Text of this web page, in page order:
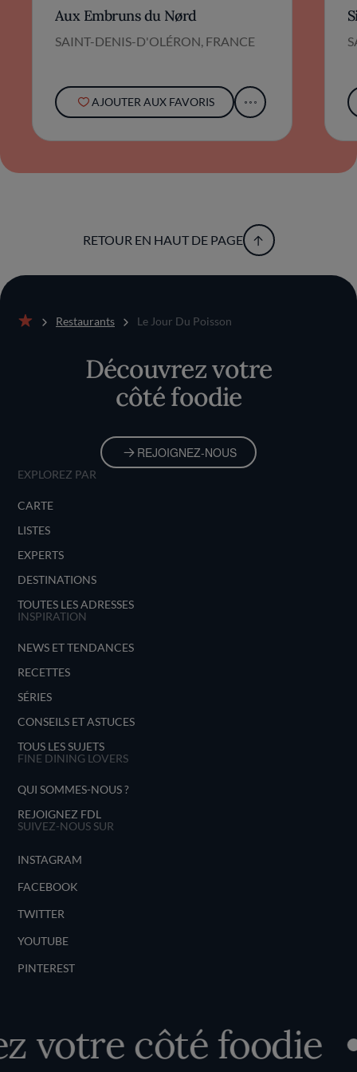
harmonieusement.
Aux Embruns du Nørd
SAINT-DENIS-D'OLÉRON, FRANCE
AJOUTER AUX FAVORIS
RETOUR EN HAUT DE PAGE
Restaurants Le Jour Du Poisson
Découvrez votre
côté foodie
REJOIGNEZ-NOUS
EXPLOREZ PAR
CARTE
LISTES
EXPERTS
DESTINATIONS
TOUTES LES ADRESSES
INSPIRATION
NEWS ET TENDANCES
RECETTES
SÉRIES
CONSEILS ET ASTUCES
TOUS LES SUJETS
FINE DINING LOVERS
QUI SOMMES-NOUS ?
REJOIGNEZ FDL
SUIVEZ-NOUS SUR
INSTAGRAM
FACEBOOK
TWITTER
YOUTUBE
PINTEREST
votre côté foodie